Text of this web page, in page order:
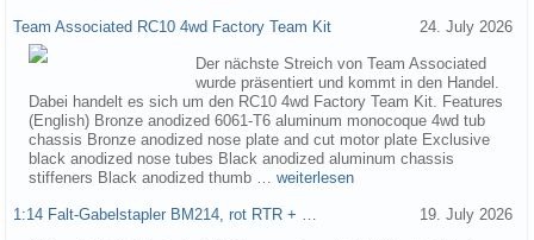
Team Associated RC10 4wd Factory Team Kit 24. July 2026
Der nächste Streich von Team Associated
wurde präsentiert und kommt in den Handel.
Dabei handelt es sich um den RC10 4wd Factory Team Kit. Features
(English) Bronze anodized 6061-T6 aluminum monocoque 4wd tub
chassis Bronze anodized nose plate and cut motor plate Exclusive
black anodized nose tubes Black anodized aluminum chassis
stiffeners Black anodized thumb … weiterlesen
1:14 Falt-Gabelstapler BM214, rot RTR + … 19. July 2026